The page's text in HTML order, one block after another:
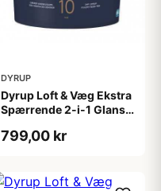
DYRUP
Dyrup Loft & Væg Ekstra
Spærrende 2-i-1 Glans
799,00 kr